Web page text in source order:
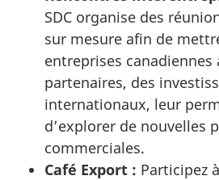
SDC organise des
sur mesure afin de
entreprises canadiennes
partenaires, des
internationaux, leur
d’explorer de nouvelles
commerciales.
Café Export : Participez